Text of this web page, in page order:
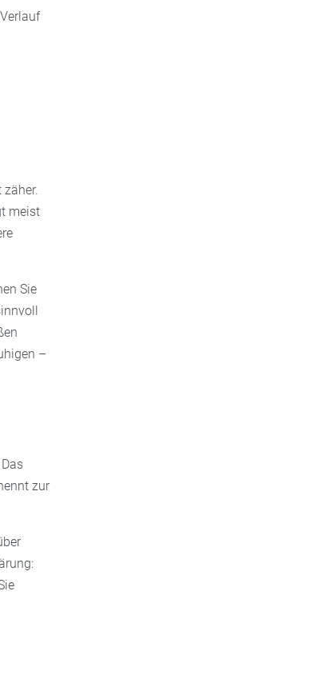
meist
Sie
–
zur